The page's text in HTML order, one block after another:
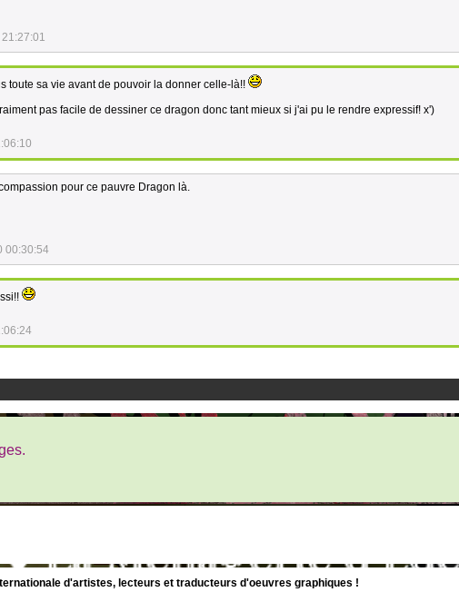
toute sa vie avant de pouvoir la donner celle-là!!
pas facile de dessiner ce dragon donc tant mieux si j'ai pu le rendre expressif! x')
pour ce pauvre Dragon là.
00:30:54
d'artistes, lecteurs et traducteurs d'oeuvres graphiques !